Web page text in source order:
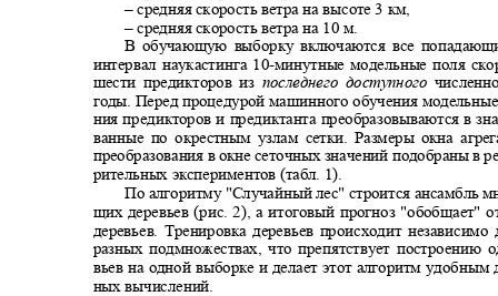
‒ средняя скорость ветра на высоте 3 км,
‒ средняя скорость ветра на 10 м.
В обучающую выборку включаются все
интервал наукастинга 10-минутные модельные поля
шести предикторов из последнего доступного
годы. Перед процедурой машинного обучения
ния предикторов и предиктанта преобразовываются в
ванные по окрестным узлам сетки. Размеры окна
преобразования в окне сеточных значений подобраны в
рительных экспериментов (табл. 1).
По алгоритму "Случайный лес" строится ансамбль
щих деревьев (рис. 2), а итоговый прогноз "обобщает"
деревьев. Тренировка деревьев происходит
разных подмножествах, что препятствует
вьев на одной выборке и делает этот алгоритм
ных вычислений.